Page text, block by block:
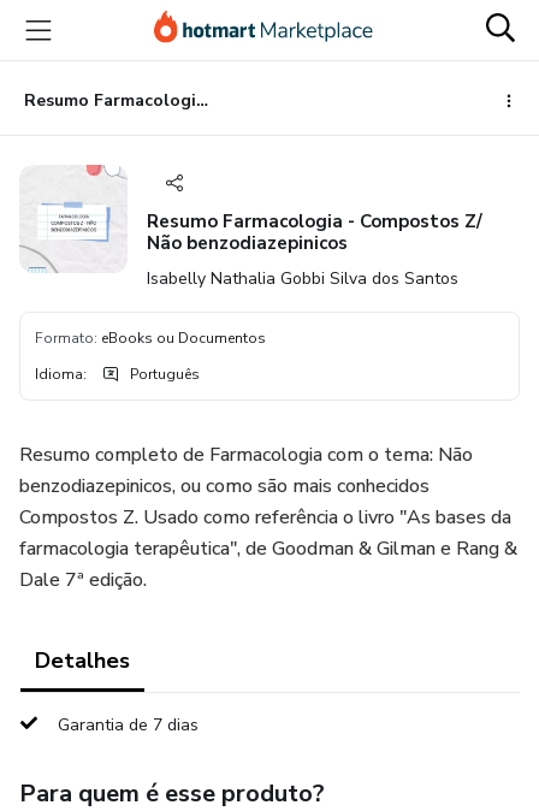
para
conteúdo
principal
para
pagamento
para
rodapé
Resumo Farmacologia - Compostos Z/ Não benzodiazepinicos
Resumo Farmacologia - Compostos Z/
Não benzodiazepinicos
Isabelly Nathalia Gobbi Silva dos Santos
Formato: eBooks ou Documentos
Idioma: Português
Resumo completo de Farmacologia com o tema: Não
benzodiazepinicos, ou como são mais conhecidos
Compostos Z. Usado como referência o livro "As bases da
farmacologia terapêutica", de Goodman & Gilman e Rang &
Dale 7ª edição.
Detalhes
Garantia de 7 dias
Para quem é esse produto?